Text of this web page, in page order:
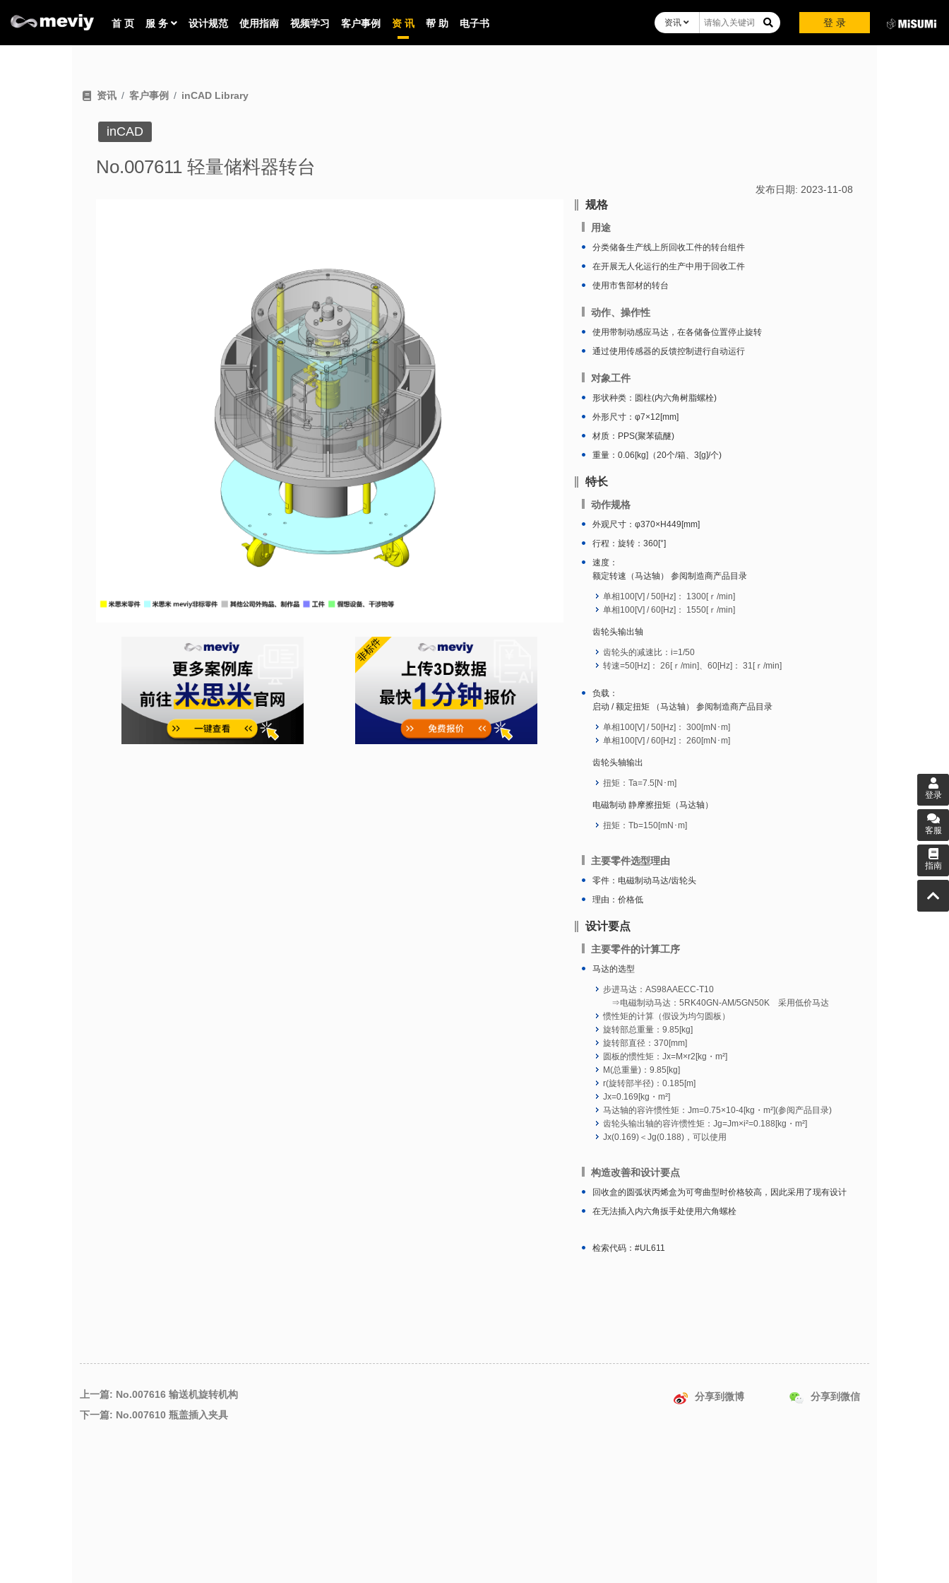
首 页 服 务 设计规范 使用指南 视频学习 客户事例 资 讯 帮 助 电子书 登 录
资讯
资讯 客户事例 inCAD Library
inCAD
No.007611 轻量储料器转台
发布日期: 2023-11-08
规格
用途
分类储备生产线上所回收工件的转台组件
在开展无人化运行的生产中用于回收工件
使用市售部材的转台
动作、操作性
使用带制动感应马达，在各储备位置停止旋转
通过使用传感器的反馈控制进行自动运行
对象工件
形状种类：圆柱(内六角树脂螺栓)
外形尺寸：φ7×12[mm]
材质：PPS(聚苯硫醚)
重量：0.06[kg]（20个/箱、3[g]/个)
特长
动作规格
外观尺寸：φ370×H449[mm]
行程：旋转：360[°]
速度：
额定转速（马达轴） 参阅制造商产品目录
单相100[V] / 50[Hz]： 1300[ｒ/min]
单相100[V] / 60[Hz]： 1550[ｒ/min]
齿轮头输出轴
齿轮头的减速比：i=1/50
转速=50[Hz]： 26[ｒ/min]、60[Hz]： 31[ｒ/min]
负载：
启动 / 额定扭矩 （马达轴） 参阅制造商产品目录
单相100[V] / 50[Hz]： 300[mN･m]
单相100[V] / 60[Hz]： 260[mN･m]
齿轮头轴输出
扭矩：Ta=7.5[N･m]
电磁制动 静摩擦扭矩（马达轴）
扭矩：Tb=150[mN･m]
主要零件选型理由
零件：电磁制动马达/齿轮头
理由：价格低
设计要点
主要零件的计算工序
马达的选型
步进马达：AS98AAECC-T10
⇒电磁制动马达：5RK40GN-AM/5GN50K 采用低价马达
惯性矩的计算（假设为均匀圆板）
旋转部总重量：9.85[kg]
旋转部直径：370[mm]
圆板的惯性矩：Jx=M×r2[kg・m²]
M(总重量)：9.85[kg]
r(旋转部半径)：0.185[m]
Jx=0.169[kg・m²]
马达轴的容许惯性矩：Jm=0.75×10-4[kg・m²](参阅产品目录)
齿轮头输出轴的容许惯性矩：Jg=Jm×i²=0.188[kg・m²]
Jx(0.169)＜Jg(0.188)，可以使用
构造改善和设计要点
回收盒的圆弧状丙烯盒为可弯曲型时价格较高，因此采用了现有设计
在无法插入内六角扳手处使用六角螺栓
检索代码：#UL611
上一篇: No.007616 输送机旋转机构
下一篇: No.007610 瓶盖插入夹具
分享到微博 分享到微信
登录
客服
指南